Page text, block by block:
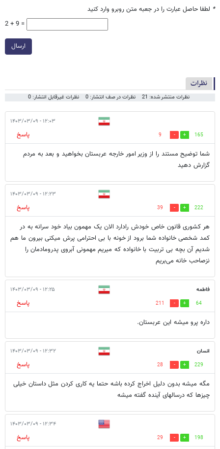
* لطفا حاصل عبارت را در جعبه متن روبرو وارد کنید
2 + 9 =
ارسال
نظرات
نظرات منتشر شده: 21 نظرات در صف انتشار: 0 نظرات غیرقابل انتشار: 0
۱۲:۰۳ - ۱۴۰۳/۰۳/۰۹
165
9
پاسخ
شما توضیح مستند را از وزیر امور خارجه عربستان بخواهید و بعد به مردم
گزارش دهید
۱۲:۲۳ - ۱۴۰۳/۰۳/۰۹
222
39
پاسخ
هر کشوری قانون خاص خودش رادارد الان یک مهمون بیاد خود سرانه به در
کمد شخصی خانواده شما برود از خونه با بی احترامی پرش میکنی بیرون ما هم
شدیم آن بچه بی تربیت با خانواده که میریم مهمونی آبروی پدرومادمان را
نزصاحب خانه می‌بریم
فاطمه ۱۲:۲۵ - ۱۴۰۳/۰۳/۰۹
64
211
پاسخ
داره پرو میشه این عربستان.
انسان ۱۲:۳۲ - ۱۴۰۳/۰۳/۰۹
229
28
پاسخ
مگه میشه بدون دلیل اخراج کرده باشه حتما یه کاری کردن مثل داستان خیلی
چیزها که درسالهای آینده گفته میشه
۱۲:۳۴ - ۱۴۰۳/۰۳/۰۹
198
29 پاسخ